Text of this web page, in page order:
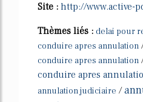
Site : http://www.active-
Thèmes liés : delai pour
conduire apres annulation
conduire apres annulation
conduire apres
annulation judiciaire /